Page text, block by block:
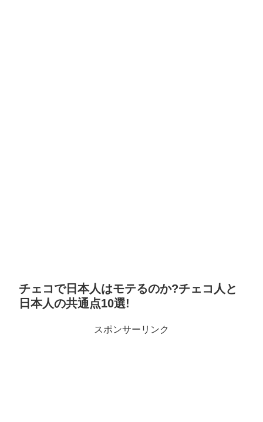
チェコで日本人はモテるのか?チェコ人と
日本人の共通点10選!
スポンサーリンク